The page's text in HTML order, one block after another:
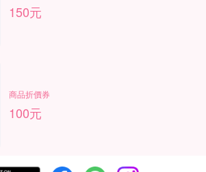
150元
商品折價券
100元